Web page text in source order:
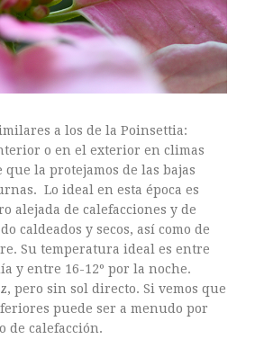
a los de la Poinsettia:
o en el exterior en climas
que la protejamos de las bajas
Lo ideal en esta época es
alejada de calefacciones y de
caldeados y secos, así como de
Su temperatura ideal es entre
y entre 16-12º por la noche.
pero sin sol directo. Si vemos que
puede ser a menudo por
de calefacción.